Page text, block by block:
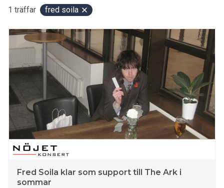
1 träffar fred soila
Fred Soila klar som support till The Ark i
sommar